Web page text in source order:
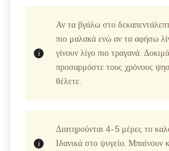
Αν τα βγάλω στο
πιο μαλακά ενώ αν τα αφήσω
γίνουν λίγο πιο τραγανά.
προσαρμόστε τους χρόνους
θέλετε.
Διατηρούνται 4-5 μέρες το
Ιδανικά στο ψυγείο. Μπαίνουν